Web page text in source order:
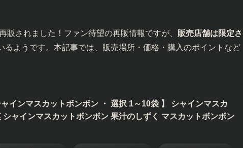
されました！ファン待望の再販情報ですが、 販売店舗は限定さ
るようです。本記事では、販売場所・価格・購入のポイントなど
インマスカットボンボン ・ 選択 1～10袋 】 シャインマスカ
ャインマスカットボンボン 果汁のしずく マスカットボンボン